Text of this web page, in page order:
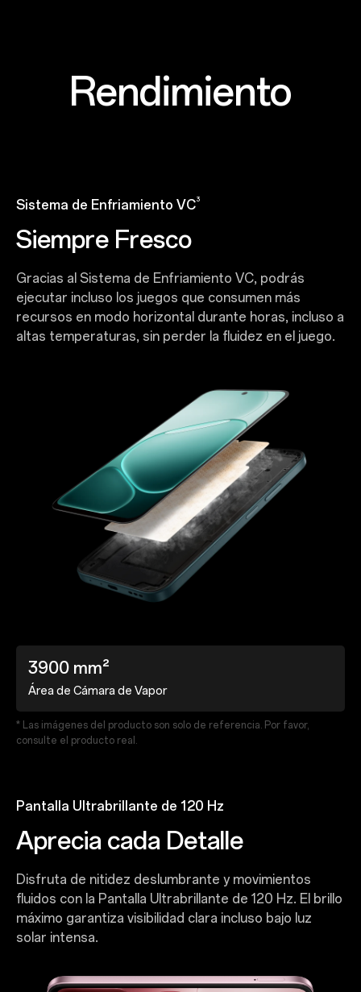
Rendimiento
Sistema de Enfriamiento VC3
Siempre Fresco
Gracias al Sistema de Enfriamiento VC, podrás
ejecutar incluso los juegos que consumen más
recursos en modo horizontal durante horas, incluso a
altas temperaturas, sin perder la fluidez en el juego.
3900 mm²
Área de Cámara de Vapor
* Las imágenes del producto son solo de referencia. Por favor,
consulte el producto real.
Pantalla Ultrabrillante de 120 Hz
Aprecia cada Detalle
Disfruta de nitidez deslumbrante y movimientos
fluidos con la Pantalla Ultrabrillante de 120 Hz. El brillo
máximo garantiza visibilidad clara incluso bajo luz
solar intensa.